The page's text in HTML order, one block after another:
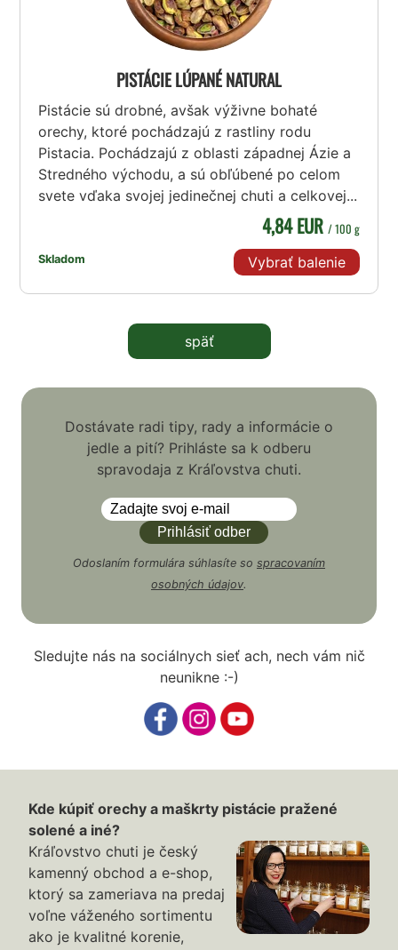
PISTÁCIE LÚPANÉ NATURAL
Pistácie sú drobné, avšak výživne bohaté
orechy, ktoré pochádzajú z rastliny rodu
Pistacia. Pochádzajú z oblasti západnej Ázie a
Stredného východu, a sú obľúbené po celom
svete vďaka svojej jedinečnej chuti a celkovej...
Skladom
4,84 EUR / 100 g
Vybrať balenie
späť
Dostávate radi tipy, rady a informácie o
jedle a pití? Prihláste sa k odberu
spravodaja z Kráľovstva chuti.
Odoslaním formulára súhlasíte so spracovaním
osobných údajov.
Sledujte nás na sociálnych sieť ach, nech vám nič
neunikne :-)
Kde kúpiť orechy a maškrty pistácie pražené
solené a iné?
Kráľovstvo chuti je český
kamenný obchod a e-shop,
ktorý sa zameriava na predaj
voľne váženého sortimentu
ako je kvalitné korenie,